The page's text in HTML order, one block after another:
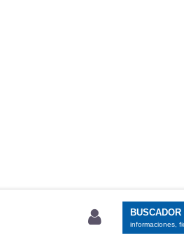
BUSCADOR
informaciones,